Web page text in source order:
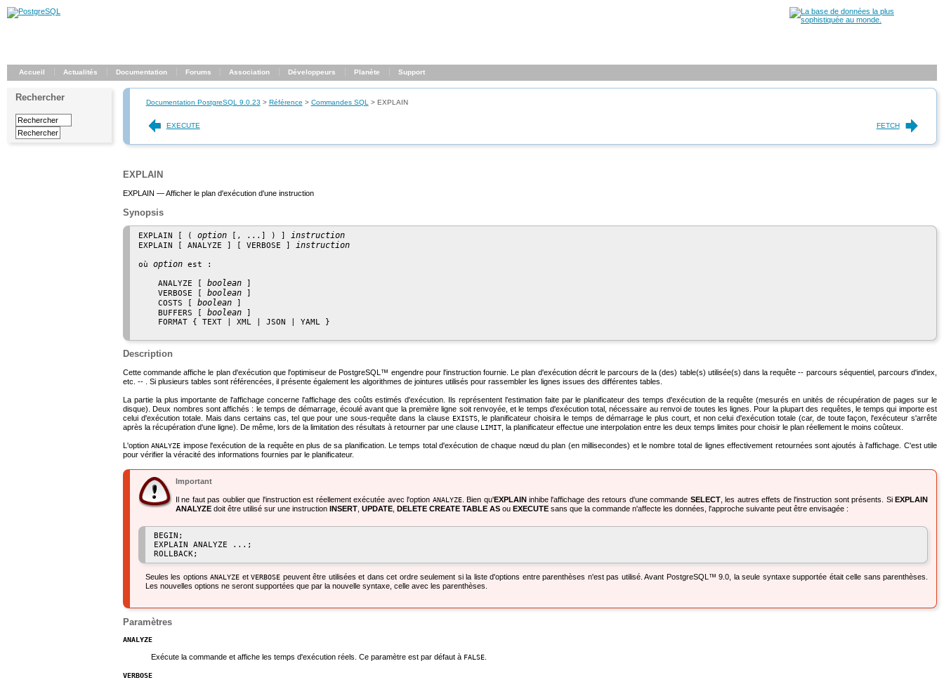
Accueil Actualités Documentation Forums Association Développeurs Planète Support
Rechercher Documentation PostgreSQL 9.0.23 > Référence > Commandes SQL > EXPLAIN
EXECUTE FETCH
EXPLAIN
EXPLAIN — Afficher le plan d'exécution d'une instruction
Synopsis
EXPLAIN [ ( option [, ...] ) ] instruction
EXPLAIN [ ANALYZE ] [ VERBOSE ] instruction
où option est :
    ANALYZE [
boolean ]
    VERBOSE [
boolean ]
    COSTS [
boolean ]
    BUFFERS [
boolean ]
    FORMAT { TEXT | XML | JSON | YAML }
Description
Cette commande affiche le plan d'exécution que l'optimiseur dePostgreSQL ™ engendre pour l'instruction fournie. Le plan d'exécution décrit le parcours de la (des) table(s) utilisée(s) dans la requête -- parcours séquentiel, parcours d'index,
etc. -- . Si plusieurs tables sont référencées, il présente également les algorithmes de jointures utilisés pour rassembler les lignes issues des différentes tables.
La partie la plus importante de l'affichage concerne l'affichage des coûts estimés d'exécution. Ils représentent l'estimation faite par le planificateur des temps d'exécution de la requête (mesurés en unités de récupération de pages sur le
disque). Deux nombres sont affichés : le temps de démarrage, écoulé avant que la première ligne soit renvoyée, et le temps d'exécution total, nécessaire au renvoi de toutes les lignes. Pour la plupart des requêtes, le temps qui importe est
celui d'exécution totale. Mais dans certains cas, tel que pour une sous-requête dans la clause EXISTS, le planificateur choisira le temps de démarrage le plus court, et non celui d'exécution totale (car, de toute façon, l'exécuteur s'arrête
après la récupération d'une ligne). De même, lors de la limitation des résultats à retourner par une clause LIMIT , la planificateur effectue une interpolation entre les deux temps limites pour choisir le plan réellement le moins coûteux.
L'optionANALYZE impose l'exécution de la requête en plus de sa planification. Le temps total d'exécution de chaque nœud du plan (en millisecondes) et le nombre total de lignes effectivement retournées sont ajoutés à l'affichage. C'est utile
pour vérifier la véracité des informations fournies par le planificateur.
Important
Il ne faut pas oublier que l'instruction est réellement exécutée avec l'option ANALYZE. Bien qu'EXPLAINinhibe l'affichage des retours d'une commande SELECT, les autres effets de l'instruction sont présents. SiEXPLAIN
ANALYZEdoit être utilisé sur une instruction INSERT, UPDATE, DELETE CREATE TABLE ASou EXECUTEsans que la commande n'affecte les données, l'approche suivante peut être envisagée :
BEGIN;
EXPLAIN ANALYZE ...;
Seules les optionsANALYZE etVERBOSE peuvent être utilisées et dans cet ordre seulement si la liste d'options entre parenthèses n'est pas utilisé. Avant PostgreSQL ™ 9.0, la seule syntaxe supportée était celle sans parenthèses.
Les nouvelles options ne seront supportées que par la nouvelle syntaxe, celle avec les parenthèses.
Paramètres
ANALYZE
Exécute la commande et affiche les temps d'exécution réels. Ce paramètre est par défaut à FALSE
VERBOSE